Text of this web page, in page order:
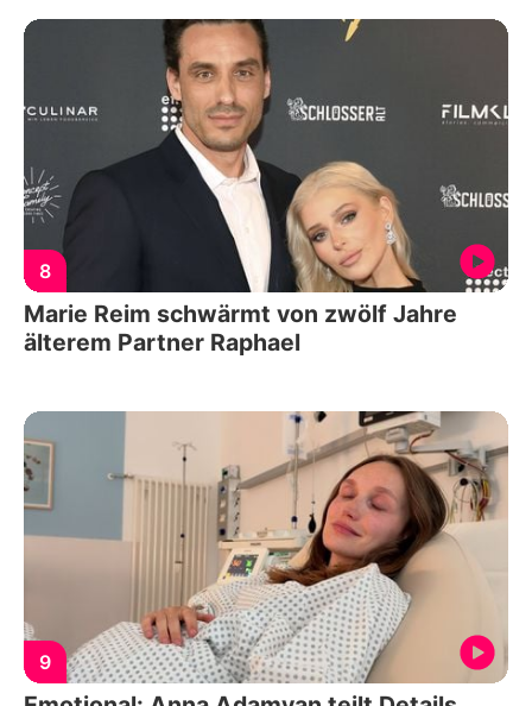
8
Marie Reim schwärmt von zwölf Jahre
älterem Partner Raphael
9